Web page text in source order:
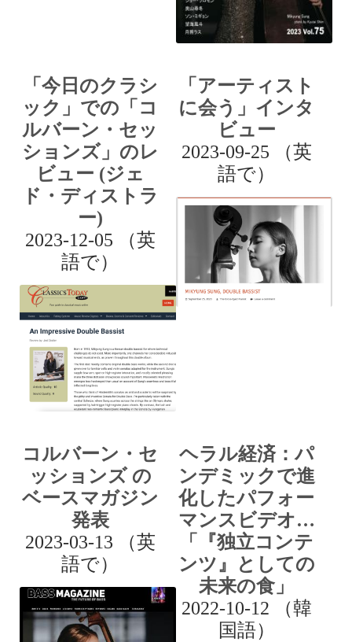
「今日のクラシ
ック」での「コ
ルバーン・セッ
ションズ」のレ
ビュー (ジェ
ド・ディストラ
ー)
2023-12-05 （英
語で）
「アーティスト
に会う」インタ
ビュー
2023-09-25 （英
語で）
コルバーン・セ
ッションズ の
ベースマガジン
発表
2023-03-13 （英
語で）
ヘラル経済：パ
ンデミックで進
化したパフォー
マンスビデオ…
「『独立コンテ
ンツ』としての
未来の食」
2022-10-12 （韓
国語）